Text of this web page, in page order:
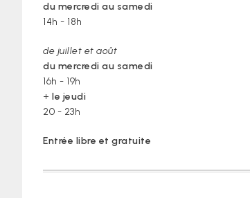
du mercredi au samedi
14h - 18h
de juillet et août
du mercredi au samedi
16h - 19h
+ le jeudi
20 - 23h
Entrée libre et gratuite